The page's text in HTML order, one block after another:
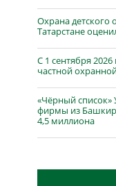
Охрана детского
Татарстане
С 1 сентября
частной
«Чёрный
фирмы из
4,5 миллиона